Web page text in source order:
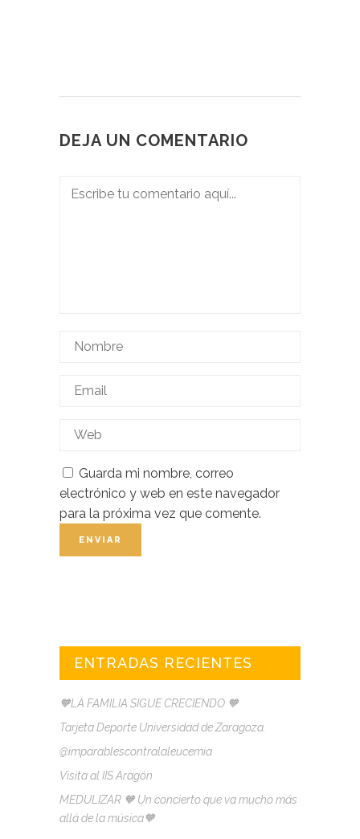
DEJA UN COMENTARIO
Guarda mi nombre, correo
electrónico y web en este navegador
para la próxima vez que comente.
ENTRADAS RECIENTES
🧡LA FAMILIA SIGUE CRECIENDO 🧡
Tarjeta Deporte Universidad de Zaragoza.
@imparablescontralaleucemia
Visita al IIS Aragón
MEDULIZAR 🧡 Un concierto que va mucho más
allá de la música🧡